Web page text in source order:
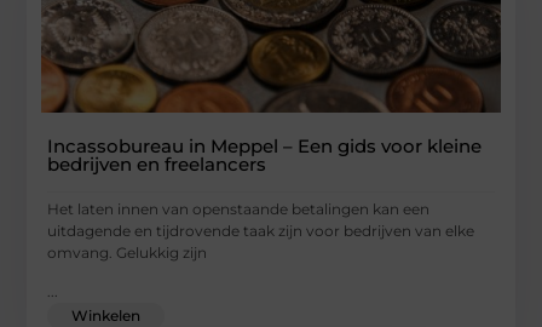
Incassobureau in Meppel – Een gids voor kleine
bedrijven en freelancers
Het laten innen van openstaande betalingen kan een
uitdagende en tijdrovende taak zijn voor bedrijven van elke
omvang. Gelukkig zijn
...
Winkelen